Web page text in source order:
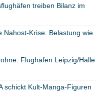
treiben Bilanz im
Nahost-Krise: Belastung wie
Flughafen Leipzig/Halle
schickt Kult-Manga-Figuren